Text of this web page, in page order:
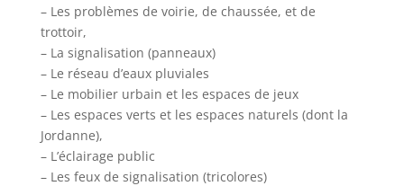
– Les problèmes de voirie, de chaussée, et de
trottoir,
– La signalisation (panneaux)
– Le réseau d’eaux pluviales
– Le mobilier urbain et les espaces de jeux
– Les espaces verts et les espaces naturels (dont la
Jordanne),
– L’éclairage public
– Les feux de signalisation (tricolores)